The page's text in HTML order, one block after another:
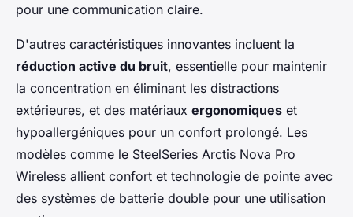
pour une communication claire.
D'autres caractéristiques innovantes incluent la
réduction active du bruit, essentielle pour maintenir
la concentration en éliminant les distractions
extérieures, et des matériaux ergonomiques et
hypoallergéniques pour un confort prolongé. Les
modèles comme le SteelSeries Arctis Nova Pro
Wireless allient confort et technologie de pointe avec
des systèmes de batterie double pour une utilisation